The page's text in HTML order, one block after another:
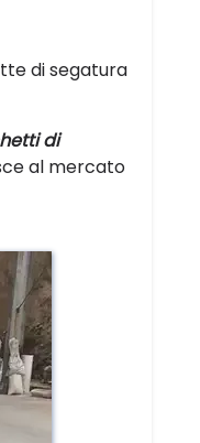
di segatura
di
al mercato